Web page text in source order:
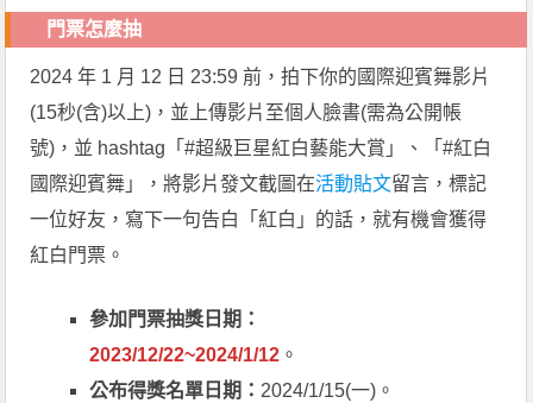
門票怎麼抽
2024 年 1 月 12 日 23:59 前，拍下你的國際迎賓舞影片
(15秒(含)以上)，並上傳影片至個人臉書(需為公開帳
號)，並 hashtag「#超級巨星紅白藝能大賞」、「#紅白
國際迎賓舞」，將影片發文截圖在活動貼文留言，標記
一位好友，寫下一句告白「紅白」的話，就有機會獲得
紅白門票。
參加門票抽獎日期：
2023/12/22~2024/1/12 。
公布得獎名單日期： 2024/1/15(一)。